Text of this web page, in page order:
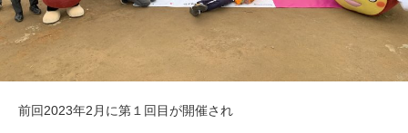
前回2023年2月に第１回目が開催され